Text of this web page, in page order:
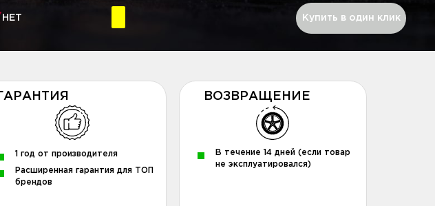
Купить в один клик
НЕТ
ГАРАНТИЯ
1 год от производителя
Расширенная гарантия для ТОП
брендов
ВОЗВРАЩЕНИЕ
В течение 14 дней (если товар
не эксплуатировался)